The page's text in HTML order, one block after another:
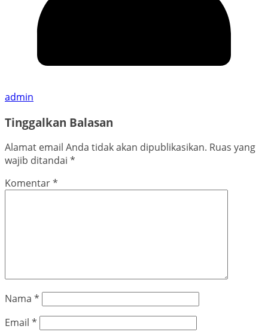
admin
Tinggalkan Balasan
Alamat email Anda tidak akan dipublikasikan. Ruas yang
wajib ditandai *
Komentar*
Nama *
Email *